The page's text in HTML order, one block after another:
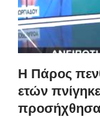
Η Πάρος
ετών